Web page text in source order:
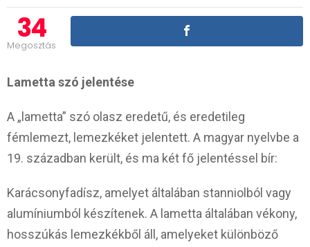
34
Megosztás
Lametta szó jelentése
A „lametta” szó olasz eredetű, és eredetileg
fémlemezt, lemezkéket jelentett. A magyar nyelvbe a
19. században került, és ma két fő jelentéssel bír:
Karácsonyfadísz, amelyet általában stanniolból vagy
alumíniumból készítenek. A lametta általában vékony,
hosszúkás lemezkékből áll, amelyeket különböző